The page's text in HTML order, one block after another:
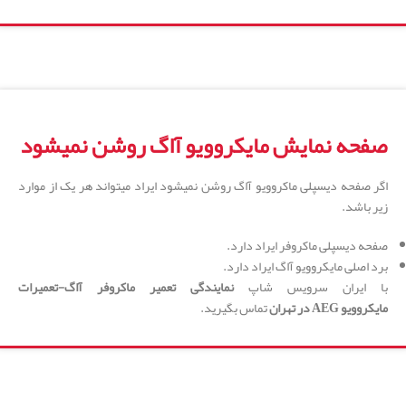
صفحه نمایش مایکروویو آاگ روشن نمیشود
اگر صفحه دیسپلی ماکروویو آاگ روشن نمیشود ایراد میتواند هر یک از موارد
زیر باشد.
صفحه دیسپلی ماکروفر ایراد دارد.
برد اصلی مایکروویو آاگ ایراد دارد.
با ایران سرویس شاپنمایندگی تعمیر ماکروفر آاگ-تعمیرات
مایکروویوAEGدر تهرانتماس بگیرید.